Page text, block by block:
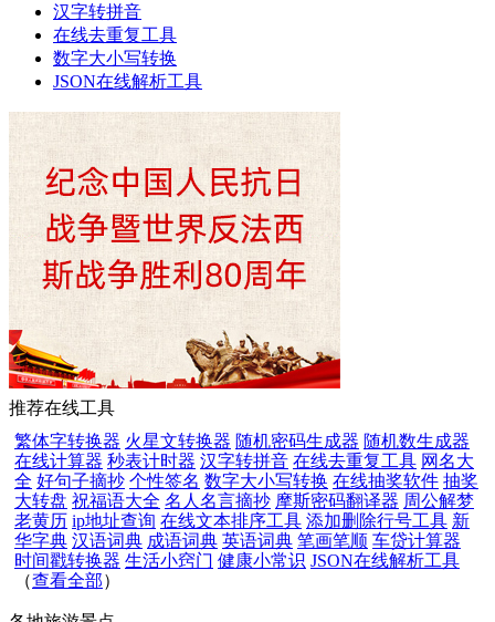
汉字转拼音
在线去重复工具
数字大小写转换
JSON在线解析工具
推荐在线工具
繁体字转换器 火星文转换器 随机密码生成器 随机数生成器
在线计算器 秒表计时器 汉字转拼音 在线去重复工具 网名大
全 好句子摘抄 个性签名 数字大小写转换 在线抽奖软件 抽奖
大转盘 祝福语大全 名人名言摘抄 摩斯密码翻译器 周公解梦
老黄历 ip地址查询 在线文本排序工具 添加删除行号工具 新
华字典 汉语词典 成语词典 英语词典 笔画笔顺 车贷计算器
时间戳转换器 生活小窍门 健康小常识 JSON在线解析工具
（查看全部）